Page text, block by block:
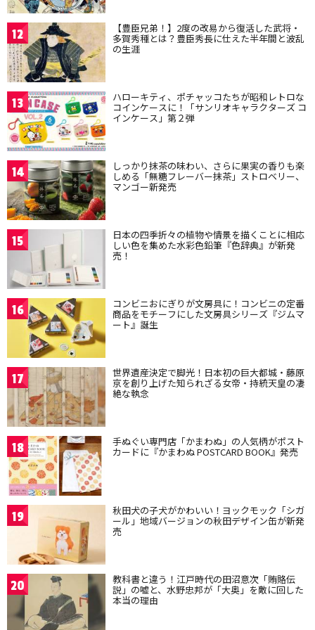
12 【豊臣兄弟！】2度の改易から復活した武将・
多賀秀種とは？豊臣秀長に仕えた半年間と波乱
の生涯
13 ハローキティ、ポチャッコたちが昭和レトロな
コインケースに！「サンリオキャラクターズ コ
インケース」第２弾
14 しっかり抹茶の味わい、さらに果実の香りも楽
しめる「無糖フレーバー抹茶」ストロベリー、
マンゴー新発売
15 日本の四季折々の植物や情景を描くことに相応
しい色を集めた水彩色鉛筆『色辞典』が新発
売！
16 コンビニおにぎりが文房具に！コンビニの定番
商品をモチーフにした文房具シリーズ『ジムマ
ート』誕生
17 世界遺産決定で脚光！日本初の巨大都城・藤原
京を創り上げた知られざる女帝・持統天皇の凄
絶な執念
18 手ぬぐい専門店「かまわぬ」の人気柄がポスト
カードに『かまわぬ POSTCARD BOOK』発売
19 秋田犬の子犬がかわいい！ヨックモック「シガ
ール」地域バージョンの秋田デザイン缶が新発
売
20 教科書と違う！江戸時代の田沼意次「賄賂伝
説」の嘘と、水野忠邦が「大奥」を敵に回した
本当の理由